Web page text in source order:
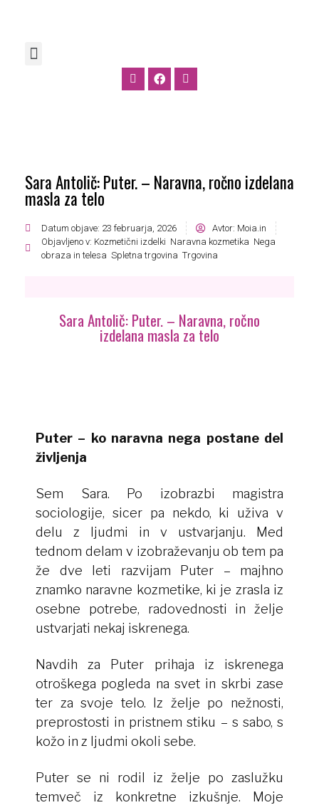
Sara Antolič: Puter. – Naravna, ročno izdelana
masla za telo
Datum objave: 23 februarja, 2026 Avtor: Moia.in
Objavljeno v: Kozmetični izdelki Naravna kozmetika Nega
obraza in telesa Spletna trgovina Trgovina
Sara Antolič: Puter. – Naravna, ročno
izdelana masla za telo
Puter – ko naravna nega postane del
življenja
Sem Sara. Po izobrazbi magistra
sociologije, sicer pa nekdo, ki uživa v
delu z ljudmi in v ustvarjanju. Med
tednom delam v izobraževanju ob tem pa
že dve leti razvijam Puter – majhno
znamko naravne kozmetike, ki je zrasla iz
osebne potrebe, radovednosti in želje
ustvarjati nekaj iskrenega.
Navdih za Puter prihaja iz iskrenega
otroškega pogleda na svet in skrbi zase
ter za svoje telo. Iz želje po nežnosti,
preprostosti in pristnem stiku – s sabo, s
kožo in z ljudmi okoli sebe.
Puter se ni rodil iz želje po zaslužku
temveč iz konkretne izkušnje. Moje